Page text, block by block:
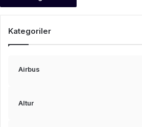
Kategoriler
Airbus
Altur